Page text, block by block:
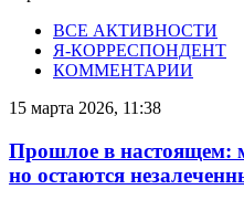
ВСЕ АКТИВНОСТИ
Я-КОРРЕСПОНДЕНТ
КОММЕНТАРИИ
15 марта 2026, 11:38
Прошлое в настоящем:
но остаются